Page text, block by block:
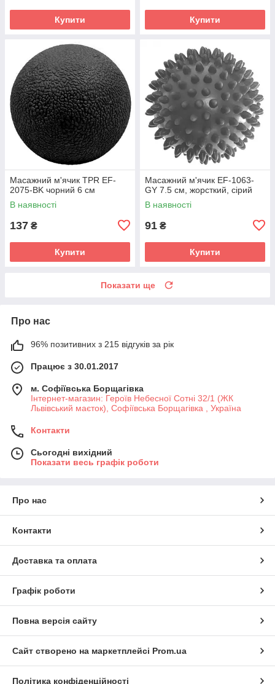
Купити Купити
Масажний м'ячик TPR EF-
2075-BK чорний 6 см
В наявності
137 ₴
Купити
Масажний м'ячик EF-1063-
GY 7.5 см, жорсткий, сірий
В наявності
91 ₴
Купити
Показати ще
Про нас
96% позитивних з 215 відгуків за рік
Працює з 30.01.2017
м. Софіївська Борщагівка
Інтернет-магазин: Героїв Небесної Сотні 32/1 (ЖК
Львівський маєток), Софіївська Борщагівка , Україна
Контакти
Сьогодні вихідний
Показати весь графік роботи
Про нас
Контакти
Доставка та оплата
Графік роботи
Повна версія сайту
Сайт створено на маркетплейсі Prom.ua
Політика конфіденційності